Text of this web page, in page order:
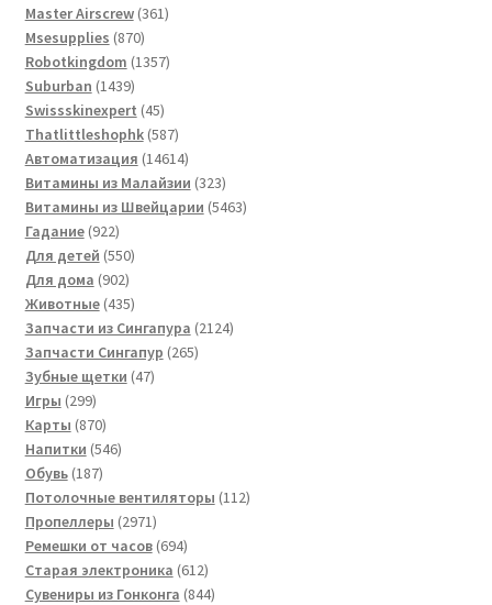
товаров
Master Airscrew 361361
Msesupplies 870870
товаров
Robotkingdom 13571357
Suburban 14391439
товаров
Swissskinexpert 4545
товаров
Thatlittleshophk 587587
товаров
Автоматизация 1461414614
товаров
Витамины из Малайзии 323323
товара
Витамины из Швейцарии 54635463
Гадание 922922
товара
Для детей 550550
Для дома 902902
товара
Животные 435435
товаров
Запчасти из Сингапура 21242124
Запчасти Сингапур 265265
Зубные щетки 4747
Игры 299299
товаров
Карты 870870
товаров
Напитки 546546
Обувь 187187
товаров
Потолочные вентиляторы 112112
Пропеллеры 29712971
товар
Ремешки от часов 694694
товара
Старая электроника 612612
товаров
Сувениры из Гонконга 844844